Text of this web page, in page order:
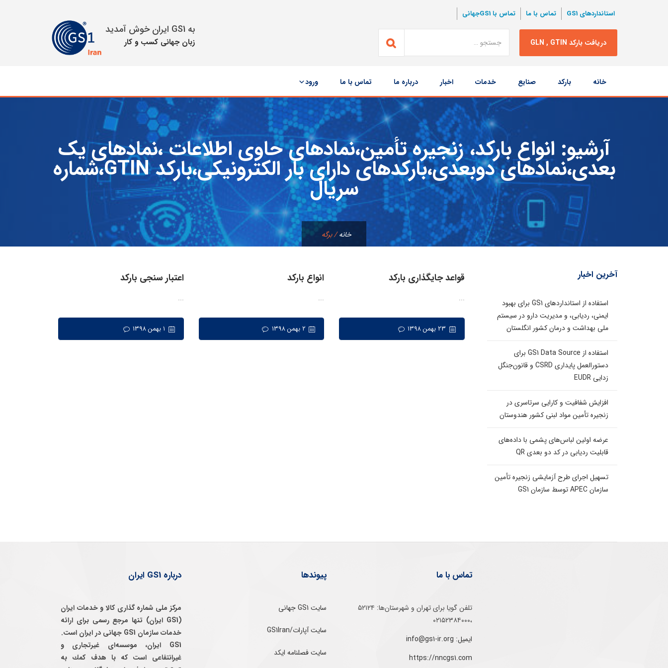
به GS1 ایران خوش آمدید
زبان جهانی كسب و كار
استانداردهای GS1 تماس با ما تماس با GS1جهانی
دریافت بارکد GLN , GTIN
نتبجه
جستجو
محتوا
خانه بارکد صنایع خدمات اخبار درباره ما تماس با ما ورود
آرشیو: انواع بارکد، زنجیره تأمین،نمادهای حاوی اطلاعات ،نمادهای یک
بعدی،نمادهای دوبعدی،بارکدهای دارای بار الکترونیکی،بارکد GTIN،شماره
سریال
خانه/برگه
قواعد جایگذاری بارکد
...
انواع بارکد
...
اعتبار سنجی بارکد
...
آخرین اخبار
استفاده از استانداردهای GS1 برای بهبود
ایمنی، ردیابی، و مدیریت دارو در سیستم
ملی بهداشت و درمان کشور انگلستان
استفاده از GS1 Data Source برای
دستورالعمل پایداری CSRD و قانون‌جنگل
زدایی EUDR
افزایش شفافیت و کارایی سرتاسری در
زنجیره تأمین مواد لبنی کشور هندوستان
عرضه اولین لباس‌های پشمی با داده‌های
قابلیت ردیابی در کد دو بعدی QR
تسهیل اجرای طرح آزمایشی زنجیره تأمین
سازمان APEC توسط سازمان GS1
درباره GS1 ایران
مرکز ملی شماره گذاری کالا و خدمات ایران
(GS1 ایران) تنها مرجع رسمی برای ارائه
خدمات سازمان GS1 جهانی در ایران است.
GS1 ایران، موسسه‌ای غيرتجاری و
غيرانتفاعی است كه با هدف كمك به
پیوندها
سایت GS1 جهانی
سایت آپارات/GS1Iran
سایت فصلنامه ایکد
تماس با ما
تلفن‌ گویا برای‌ تهران‌‌ و‌ شهرستان‌ها:‌ ۵۲۱۲۴
،۰۲۱۵۲۳۸۴۰۰۰
ایمیل: info@gs1-ir.org
https://nncgs1.com